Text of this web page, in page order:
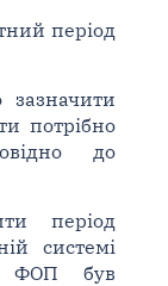
період
потрібно
до
період
системі
ФОП був